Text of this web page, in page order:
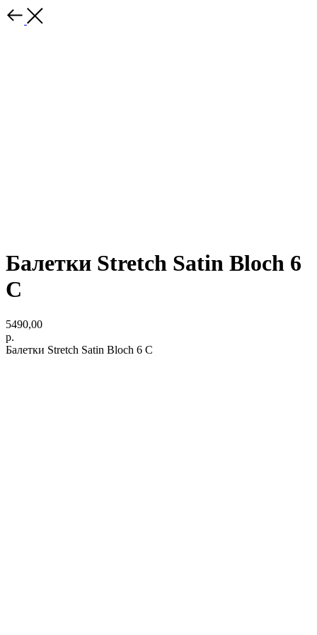
Балетки Stretch Satin Bloch 6
C
5490,00
р.
Балетки Stretch Satin Bloch 6 C